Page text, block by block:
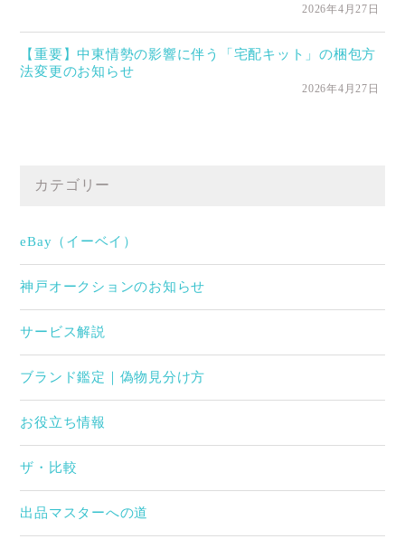
2026年4月27日
【重要】中東情勢の影響に伴う「宅配キット」の梱包方
法変更のお知らせ
2026年4月27日
カテゴリー
eBay（イーベイ）
神戸オークションのお知らせ
サービス解説
ブランド鑑定｜偽物見分け方
お役立ち情報
ザ・比較
出品マスターへの道